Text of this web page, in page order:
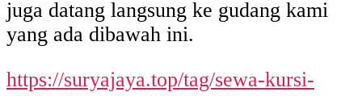
juga datang langsung ke gudang kami
yang ada dibawah ini.
https://suryajaya.top/tag/sewa-kursi-